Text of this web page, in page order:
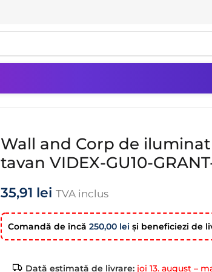
Wall and Corp de
tavan VIDEX-GU10-
35,91 lei TVA inclus
Comandă de încă 250,00 lei şi beneficiezi de
Dată estimată de livrare: joi 13. august –